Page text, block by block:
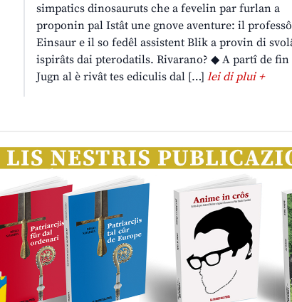
simpatics dinosauruts che a fevelin par furlan a
proponin pal Istât une gnove aventure: il
Einsaur e il so fedêl assistent Blik a provin di
ispirâts dai pterodatils. Rivarano? ◆ A partî de fin
Jugn al è rivât tes ediculis dal […] lei di plui +